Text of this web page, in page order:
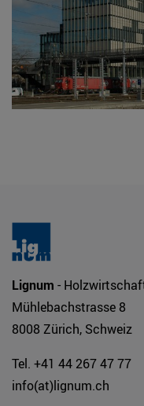
Lignum -
Mühlebachstrasse 8
8008 Zürich, Schweiz
Tel. +41 44 267 47 77
info(at)lignum.ch